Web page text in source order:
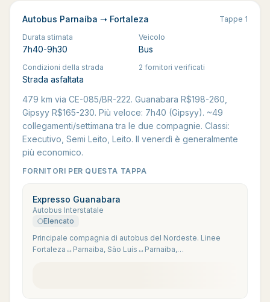
Autobus Parnaíba ➝ Fortaleza Tappe 1
Durata stimata
7h40-9h30
Veicolo
Bus
Condizioni della strada
Strada asfaltata
2 fornitori verificati
479 km via CE-085/BR-222. Guanabara R$198-260,
Gipsyy R$165-230. Più veloce: 7h40 (Gipsyy). ~49
collegamenti/settimana tra le due compagnie. Classi:
Executivo, Semi Leito, Leito. Il venerdì è generalmente
più economico.
FORNITORI PER QUESTA TAPPA
Expresso Guanabara
Autobus Interstatale
Elencato
Principale compagnia di autobus del Nordeste. Linee
Fortaleza↔Parnaiba, São Luís↔Parnaiba,